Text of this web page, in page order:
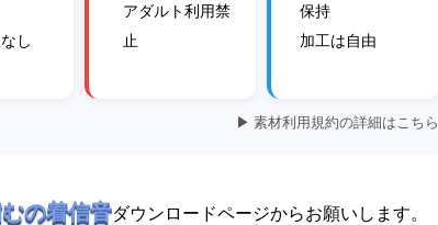
し
アダルト利用禁
止
保持
加工は自由
▶ 素材利用規約の詳細はこちら
の着信音ダウンロードページからお願いします。